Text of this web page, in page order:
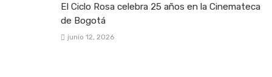
El Ciclo Rosa celebra 25 años en la Cinemateca
de Bogotá
junio 12, 2026